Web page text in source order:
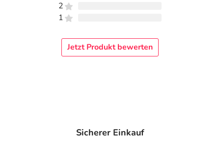
2
1
Jetzt Produkt bewerten
Sicherer Einkauf